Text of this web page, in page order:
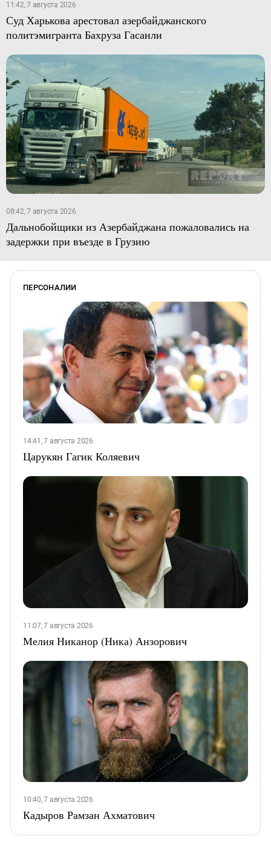
11:42, 7 августа 2026
Суд Харькова арестовал азербайджанского
политэмигранта Бахруза Гасанли
08:42, 7 августа 2026
Дальнобойщики из Азербайджана пожаловались на
задержки при въезде в Грузию
ПЕРСОНАЛИИ
14:41, 7 августа 2026
Царукян Гагик Коляевич
11:07, 7 августа 2026
Мелия Никанор (Ника) Анзорович
10:40, 7 августа 2026
Кадыров Рамзан Ахматович